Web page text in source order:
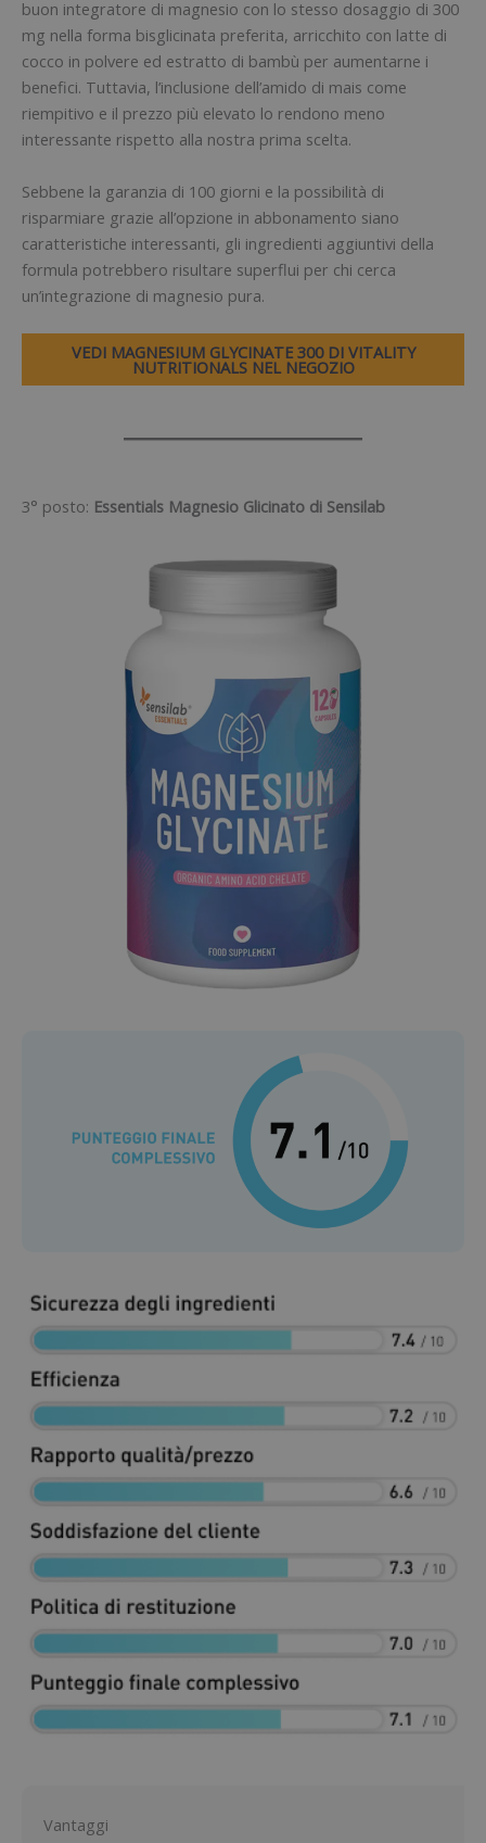
buon integratore di magnesio con lo stesso dosaggio di 300
mg nella forma bisglicinata preferita, arricchito con latte di
cocco in polvere ed estratto di bambù per aumentarne i
benefici. Tuttavia, l’inclusione dell’amido di mais come
riempitivo e il prezzo più elevato lo rendono meno
interessante rispetto alla nostra prima scelta.
Sebbene la garanzia di 100 giorni e la possibilità di
risparmiare grazie all’opzione in abbonamento siano
caratteristiche interessanti, gli ingredienti aggiuntivi della
formula potrebbero risultare superflui per chi cerca
un’integrazione di magnesio pura.
VEDI MAGNESIUM GLYCINATE 300 DI VITALITY
NUTRITIONALS NEL NEGOZIO
3° posto: Essentials Magnesio Glicinato di Sensilab
Vantaggi